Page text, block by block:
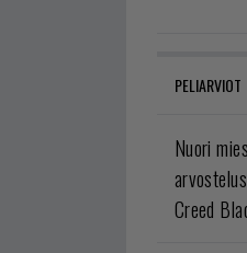
PELIARVIOT
Nuori
Creed